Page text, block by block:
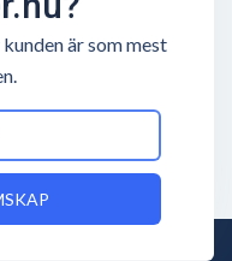
är som mest